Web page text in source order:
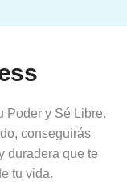
Poder y Sé Libre.
conseguirás
duradera que te
tu vida.